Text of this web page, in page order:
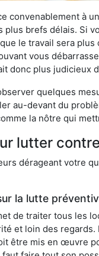
convenablement à
plus brefs délais. Si
le travail sera
vous
donc plus judicieux
quelques
au-devant du
la nôtre qui
lutter
dérageant votre
la lutte
de traiter tous les
et loin des
être mis en œuvre